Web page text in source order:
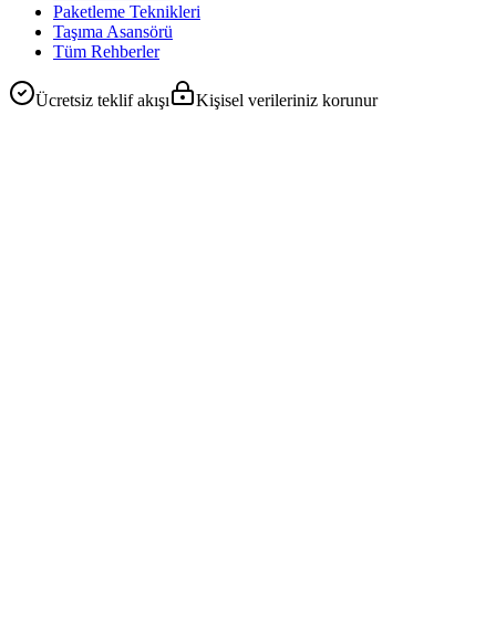
Paketleme Teknikleri
Taşıma Asansörü
Tüm Rehberler
Ücretsiz teklif akışı Kişisel verileriniz korunur